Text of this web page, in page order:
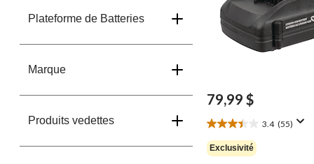
Plateforme de Batteries
Marque
Produits vedettes
79,99 $
3.4 (55)
3.4
étoile(s)
sur
Exclusivité